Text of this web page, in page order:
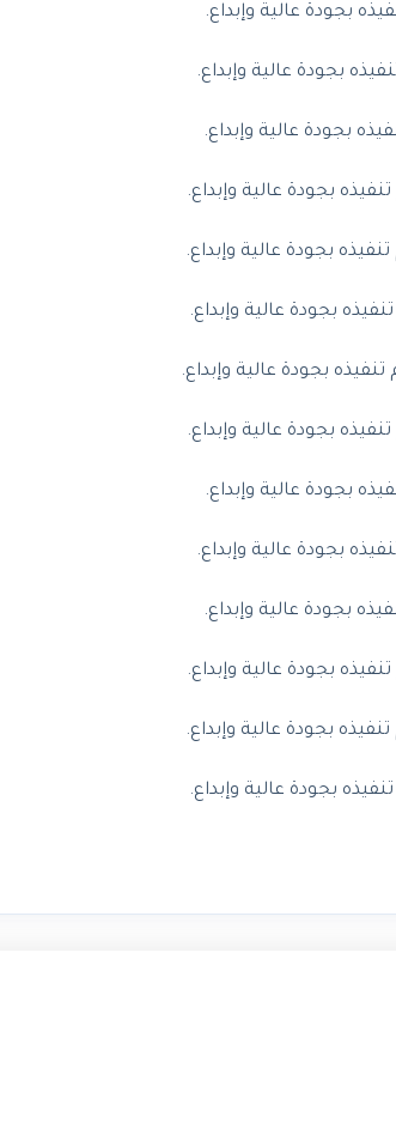
بجودة عالية وإبداع.
بجودة عالية وإبداع.
بجودة عالية وإبداع.
بجودة عالية وإبداع.
بجودة عالية وإبداع.
بجودة عالية وإبداع.
بجودة عالية وإبداع.
بجودة عالية وإبداع.
بجودة عالية وإبداع.
بجودة عالية وإبداع.
بجودة عالية وإبداع.
بجودة عالية وإبداع.
بجودة عالية وإبداع.
بجودة عالية وإبداع.